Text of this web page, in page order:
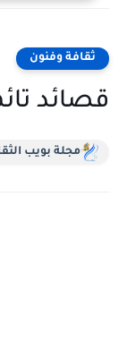
ثقافة وفنون
قصائد
مجلة بويب